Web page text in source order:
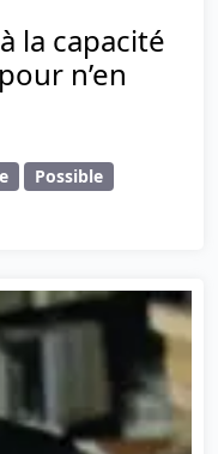
la capacité
n’en
Possible